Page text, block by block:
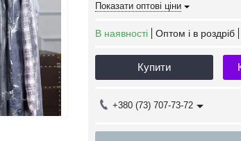
Показати оптові ціни
В наявності Оптом і в роздріб
Купити
+380 (73) 707-73-72